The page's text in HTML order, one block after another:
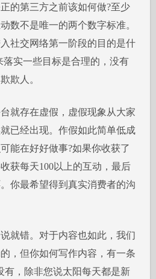
的第三方之前该如何做?至少
数不是唯一的两个数字标准。
社交网络第一阶段的目的是什
落实一些目标是合理的，没有
欺人。
存在虚假，虚假现象从大家
已经出现。作假如此简单低成
能在好好做事?如果你收获了
获每天100以上的互动，最后
你最希望得到真实消费者的沟
错。对于内容也如此，我们
，但你如何写作内容，有一条
有，除非您说太阳每天都是新